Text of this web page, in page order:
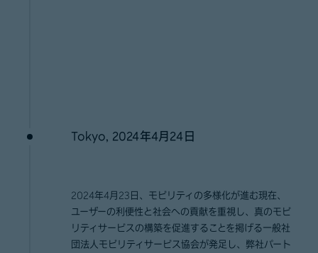
Tokyo, 2024年4月24日
2024年4月23日、モビリティの多様化が進む現在、
ユーザーの利便性と社会への貢献を重視し、真のモビ
リティサービスの構築を促進することを掲げる一般社
団法人モビリティサービス協会が発足し、弊社パート